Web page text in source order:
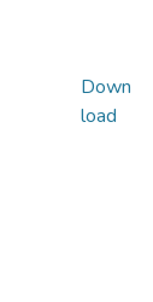
Down
load